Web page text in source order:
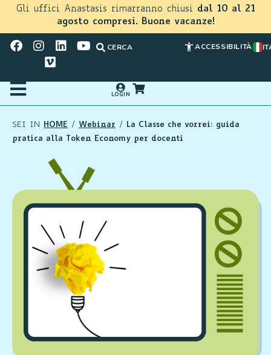
Gli uffici Anastasis rimarranno chiusi dal 10 al 21
agosto compresi. Buone vacanze!
CERCA ACCESSIBILITÀ
LOGIN
SEI IN HOME / Webinar /
La Classe che vorrei: guida
pratica alla Token Economy per docenti